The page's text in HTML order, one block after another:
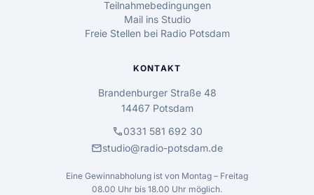
Teilnahmebedingungen
Mail ins Studio
Freie Stellen bei Radio Potsdam
KONTAKT
Brandenburger Straße 48
14467 Potsdam
call0331 581 692 30
mailstudio@radio-potsdam.de
Eine Gewinnabholung ist von Montag – Freitag
08.00 Uhr bis 18.00 Uhr möglich.